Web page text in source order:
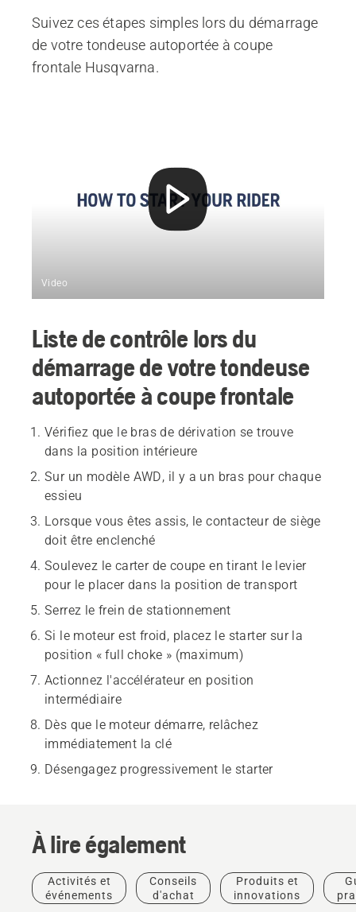
Suivez ces étapes simples lors du démarrage
de votre tondeuse autoportée à coupe
frontale Husqvarna.
Video
Liste de contrôle lors du
démarrage de votre tondeuse
autoportée à coupe frontale
Vérifiez que le bras de dérivation se trouve
dans la position intérieure
Sur un modèle AWD, il y a un bras pour chaque
essieu
Lorsque vous êtes assis, le contacteur de siège
doit être enclenché
Soulevez le carter de coupe en tirant le levier
pour le placer dans la position de transport
Serrez le frein de stationnement
Si le moteur est froid, placez le starter sur la
position « full choke » (maximum)
Actionnez l'accélérateur en position
intermédiaire
Dès que le moteur démarre, relâchez
immédiatement la clé
Désengagez progressivement le starter
À lire également
Activités et
événements
Conseils
d'achat
Produits et
innovations